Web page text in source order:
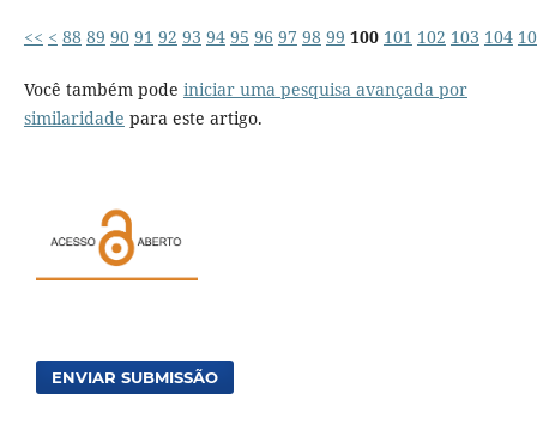
<< < 88 89 90 91 92 93 94 95 96 97 98 99 100 101 102 103 104
Você também pode iniciar uma pesquisa avançada por
similaridade para este artigo.
ENVIAR SUBMISSÃO